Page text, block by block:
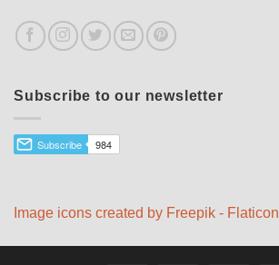
Subscribe to our newsletter
Image icons created by Freepik - Flaticon